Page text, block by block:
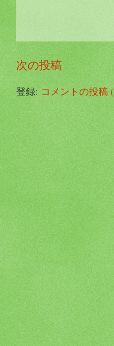
次の投稿
登録:コメントの投稿